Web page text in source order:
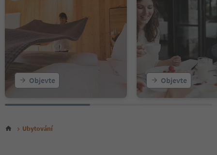
Objevte Objevte
Ubytování